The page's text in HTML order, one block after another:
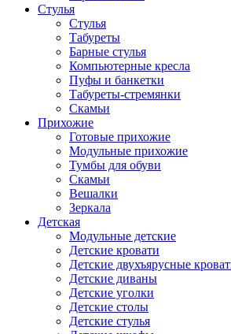
Стулья
Стулья
Табуреты
Барные стулья
Компьютерные кресла
Пуфы и банкетки
Табуреты-стремянки
Скамьи
Прихожие
Готовые прихожие
Модульные прихожие
Тумбы для обуви
Скамьи
Вешалки
Зеркала
Детская
Модульные детские
Детские кровати
Детские двухъярусные
Детские диваны
Детские уголки
Детские столы
Детские стулья